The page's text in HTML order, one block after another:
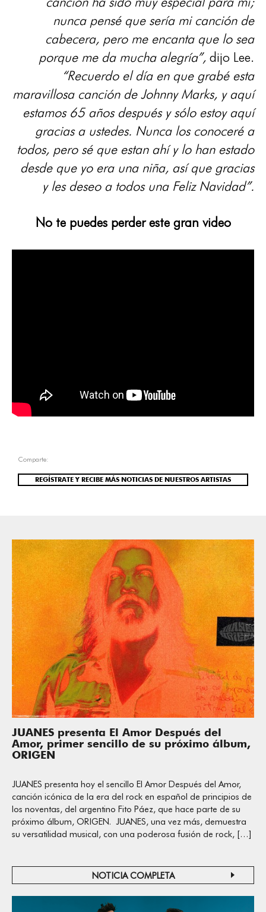
nunca pensé que sería mi canción de
cabecera, pero me encanta que lo sea
porque me da mucha alegría”, dijo Lee.
“Recuerdo el día en que grabé esta
maravillosa canción de Johnny Marks, y aquí
estamos 65 años después y sólo estoy aquí
gracias a ustedes. Nunca los conoceré a
todos, pero sé que estan ahí y lo han estado
desde que yo era una niña, así que gracias
y les deseo a todos una Feliz Navidad”.
No te puedes perder este gran video
Comparte:
REGÍSTRATE Y RECIBE MÁS NOTICIAS DE NUESTROS ARTISTAS
JUANES presenta El Amor Después del
Amor, primer sencillo de su próximo álbum,
ORIGEN
JUANES presenta hoy el sencillo El Amor Después del Amor,
canción icónica de la era del rock en español de principios de
los noventas, del argentino Fito Páez, que hace parte de su
próximo álbum, ORIGEN. JUANES, una vez más, demuestra
su versatilidad musical, con una poderosa fusión de rock, […]
NOTICIA COMPLETA